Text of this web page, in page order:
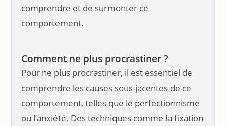
comprendre et de surmonter ce
comportement.
Comment ne plus procrastiner ?
Pour ne plus procrastiner, il est essentiel de
comprendre les causes sous-jacentes de ce
comportement, telles que le perfectionnisme
ou l’anxiété. Des techniques comme la fixation